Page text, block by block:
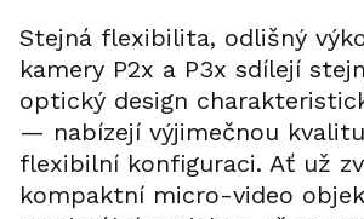
Stejná flexibilita, odlišný
kamery P2x a P3x sdílejí
optický design
— nabízejí výjimečnou
flexibilní konfiguraci. Ať už
kompaktní micro-video